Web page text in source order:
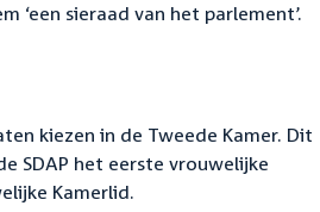
‘een sieraad van het parlement’.
kiezen in de Tweede Kamer. Dit
SDAP het eerste vrouwelijke
Kamerlid.